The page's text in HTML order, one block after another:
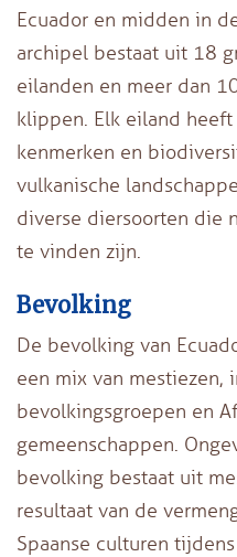
Ecuador en midden in
archipel bestaat uit 18
eilanden en meer dan
klippen. Elk eiland
kenmerken en
vulkanische
diverse diersoorten die
te vinden zijn.
Bevolking
De bevolking van
een mix van mestiezen,
bevolkingsgroepen en
gemeenschappen.
bevolking bestaat uit
resultaat van de
Spaanse culturen